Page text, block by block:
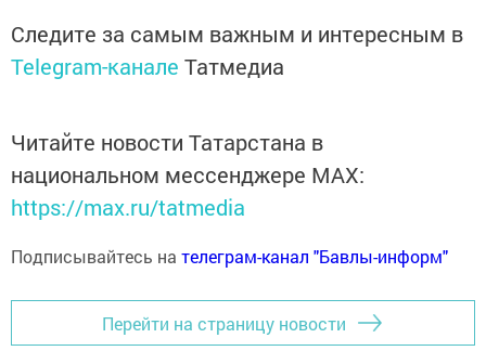
Следите за самым важным и интересным в
Telegram-канале Татмедиа
Читайте новости Татарстана в
национальном мессенджере MАХ:
https://max.ru/tatmedia
Подписывайтесь на телеграм-канал "Бавлы-информ"
Перейти на страницу новости